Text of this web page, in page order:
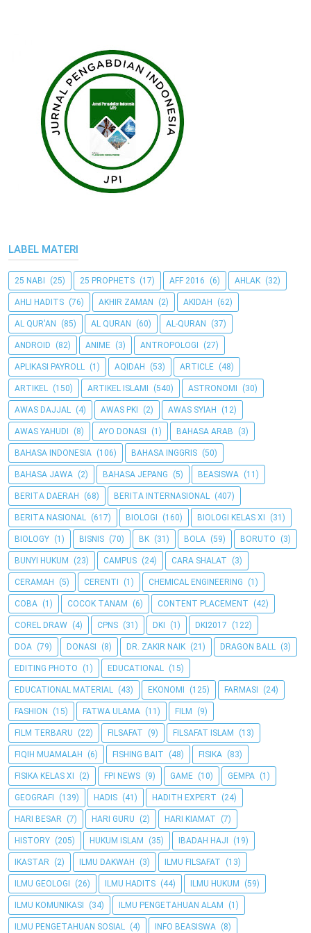
LABEL MATERI
25 NABI (25) 25 PROPHETS (17) AFF 2016 (6) AHLAK (32)
AHLI HADITS (76) AKHIR ZAMAN (2) AKIDAH (62)
AL QUR'AN (85) AL QURAN (60) AL-QURAN (37)
ANDROID (82) ANIME (3) ANTROPOLOGI (27)
APLIKASI PAYROLL (1) AQIDAH (53) ARTICLE (48)
ARTIKEL (150) ARTIKEL ISLAMI (540) ASTRONOMI (30)
AWAS DAJJAL (4) AWAS PKI (2) AWAS SYIAH (12)
AWAS YAHUDI (8) AYO DONASI (1) BAHASA ARAB (3)
BAHASA INDONESIA (106) BAHASA INGGRIS (50)
BAHASA JAWA (2) BAHASA JEPANG (5) BEASISWA (11)
BERITA DAERAH (68) BERITA INTERNASIONAL (407)
BERITA NASIONAL (617) BIOLOGI (160) BIOLOGI KELAS XI (31)
BIOLOGY (1) BISNIS (70) BK (31) BOLA (59) BORUTO (3)
BUNYI HUKUM (23) CAMPUS (24) CARA SHALAT (3)
CERAMAH (5) CERENTI (1) CHEMICAL ENGINEERING (1)
COBA (1) COCOK TANAM (6) CONTENT PLACEMENT (42)
COREL DRAW (4) CPNS (31) DKI (1) DKI2017 (122)
DOA (79) DONASI (8) DR. ZAKIR NAIK (21) DRAGON BALL (3)
EDITING PHOTO (1) EDUCATIONAL (15)
EDUCATIONAL MATERIAL (43) EKONOMI (125) FARMASI (24)
FASHION (15) FATWA ULAMA (11) FILM (9)
FILM TERBARU (22) FILSAFAT (9) FILSAFAT ISLAM (13)
FIQIH MUAMALAH (6) FISHING BAIT (48) FISIKA (83)
FISIKA KELAS XI (2) FPI NEWS (9) GAME (10) GEMPA (1)
GEOGRAFI (139) HADIS (41) HADITH EXPERT (24)
HARI BESAR (7) HARI GURU (2) HARI KIAMAT (7)
HISTORY (205) HUKUM ISLAM (35) IBADAH HAJI (19)
IKASTAR (2) ILMU DAKWAH (3) ILMU FILSAFAT (13)
ILMU GEOLOGI (26) ILMU HADITS (44) ILMU HUKUM (59)
ILMU KOMUNIKASI (34) ILMU PENGETAHUAN ALAM (1)
ILMU PENGETAHUAN SOSIAL (4) INFO BEASISWA (8)